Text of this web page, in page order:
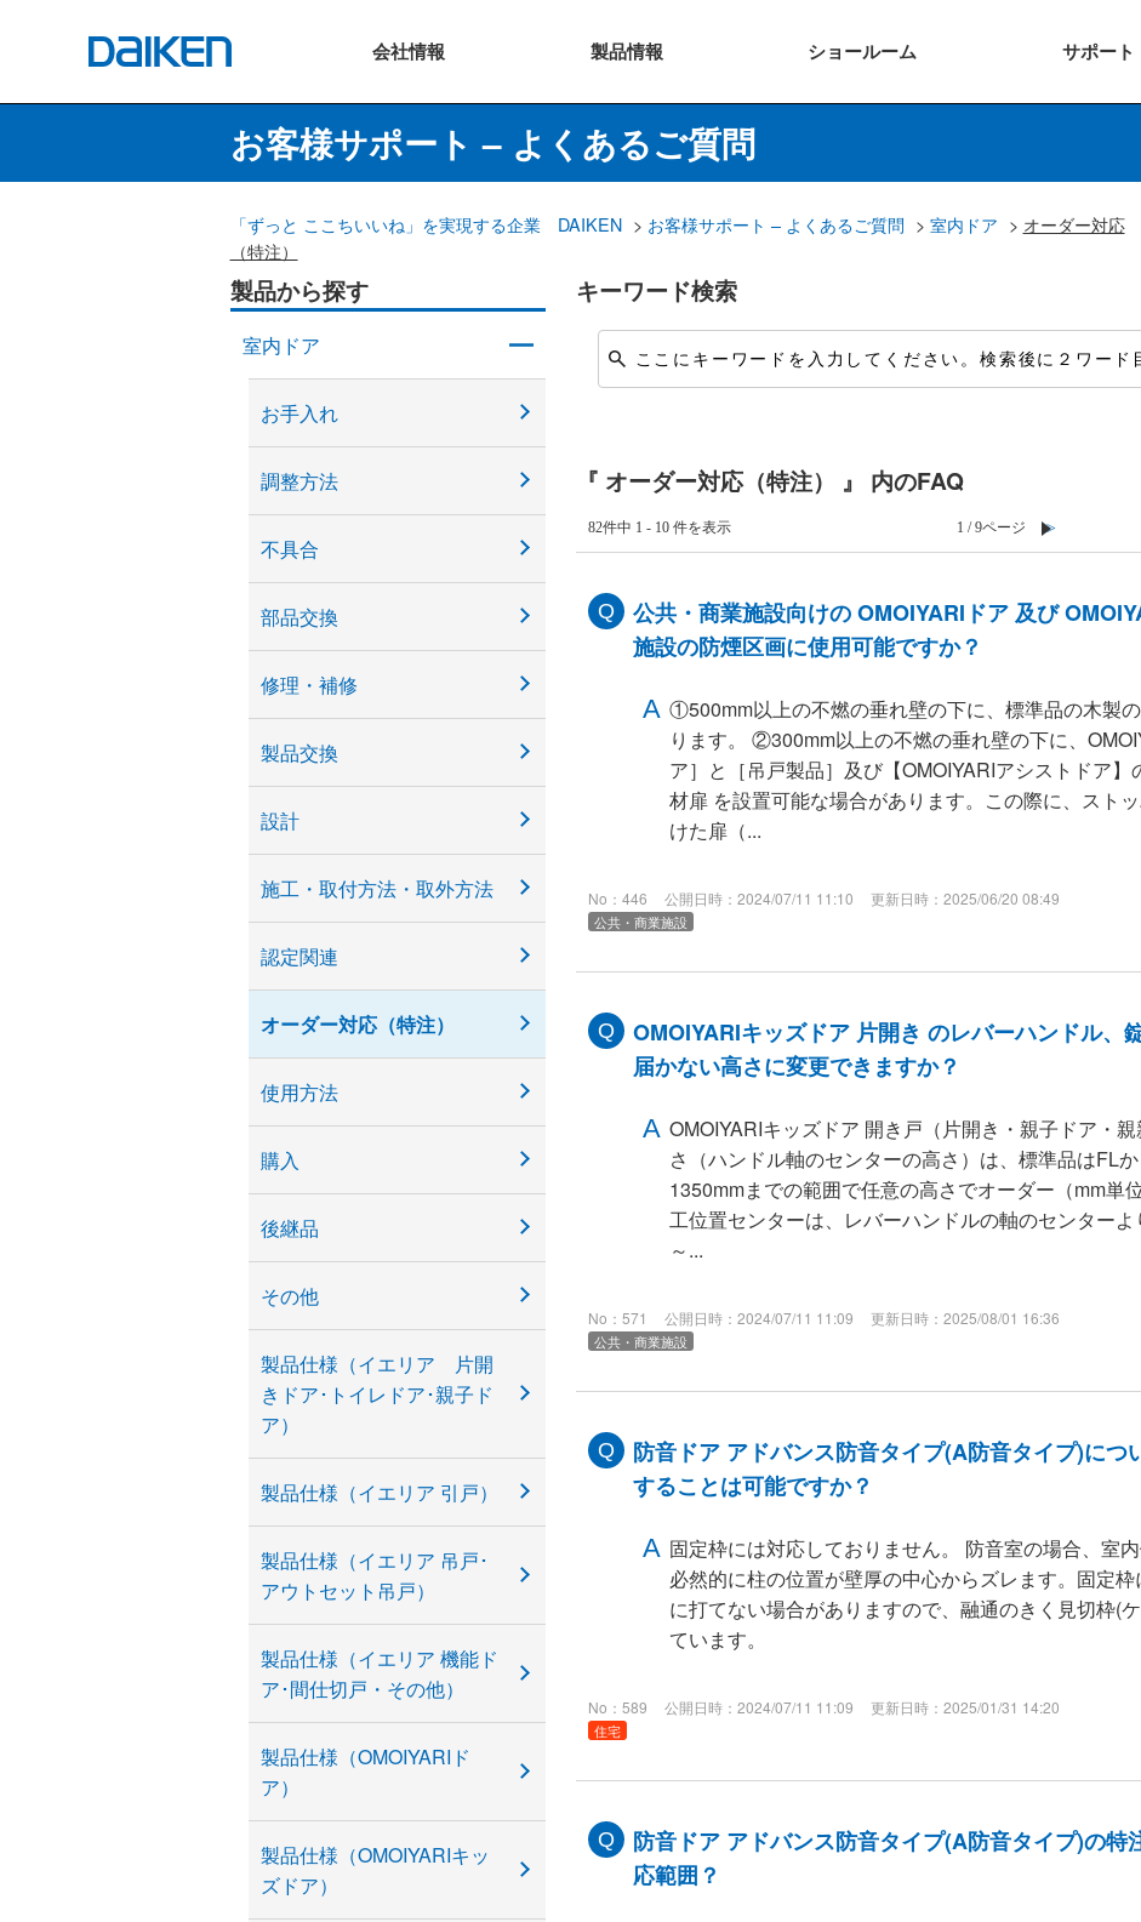
会社情報 製品情報 ショールーム サポート
お客様サポート – よくあるご質問
「ずっと ここちいいね」を実現する企業 DAIKEN > お客様サポート – よくあるご質問 > 室内ドア > オーダー対応
（特注）
製品から探す
室内ドア
お手入れ
調整方法
不具合
部品交換
修理・補修
製品交換
設計
施工・取付方法・取外方法
認定関連
オーダー対応（特注）
使用方法
購入
後継品
その他
製品仕様（イエリア 片開
きドア･トイレドア･親子ド
ア）
製品仕様（イエリア 引戸）
製品仕様（イエリア 吊戸･
アウトセット吊戸）
製品仕様（イエリア 機能ド
ア･間仕切戸・その他）
製品仕様（OMOIYARIド
ア）
製品仕様（OMOIYARIキッ
ズドア）
キーワード検索
『 オーダー対応（特注） 』 内のFAQ
82件中 1 - 10 件を表示 1 / 9ページ ≫
公共・商業施設向けの OMOIYARIドア 及び
施設の防煙区画に使用可能ですか？
①500mm以上の不燃の垂れ壁の下に、標準品の木製
ります。 ②300mm以上の不燃の垂れ壁の下に、
ア］と［吊戸製品］及び【OMOIYARIアシストドア
材扉 を設置可能な場合があります。この際に、スト
けた扉（...
No：446 公開日時：2024/07/11 11:10 更新日時：2025/06/20 08:49
公共・商業施設
OMOIYARIキッズドア 片開き のレバーハンドル、
届かない高さに変更できますか？
OMOIYARIキッズドア 開き戸（片開き・親子ドア・
さ（ハンドル軸のセンターの高さ）は、標準品はFL
1350mmまでの範囲で任意の高さでオーダー（mm単
工位置センターは、レバーハンドルの軸のセンター
～...
No：571 公開日時：2024/07/11 11:09 更新日時：2025/08/01 16:36
公共・商業施設
防音ドア アドバンス防音タイプ(A防音タイプ)につ
することは可能ですか？
固定枠には対応しておりません。 防音室の場合、室内
必然的に柱の位置が壁厚の中心からズレます。固定
に打てない場合がありますので、融通のきく見切枠(
ています。
No：589 公開日時：2024/07/11 11:09 更新日時：2025/01/31 14:20
住宅
防音ドア アドバンス防音タイプ(A防音タイプ)の特
応範囲？